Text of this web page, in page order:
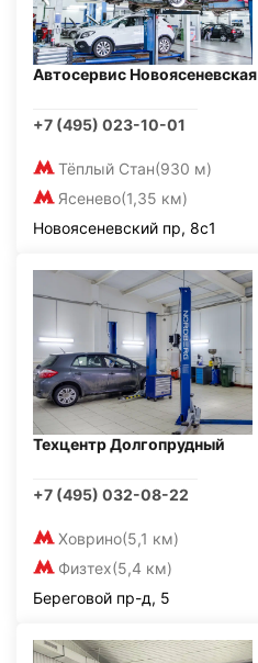
Автосервис Новоясеневская
+7 (495) 023-10-01
Тёплый Стан(930 м)
Ясенево(1,35 км)
Новоясеневский пр, 8с1
Техцентр Долгопрудный
+7 (495) 032-08-22
Ховрино(5,1 км)
Физтех(5,4 км)
Береговой пр-д, 5